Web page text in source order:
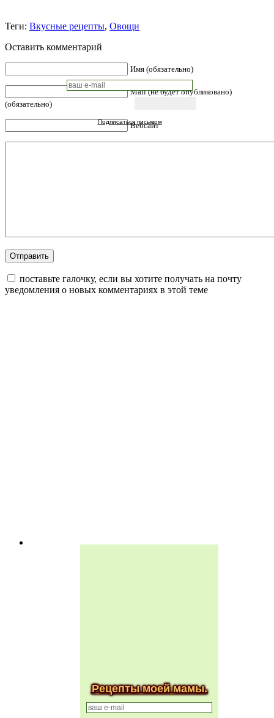
Подписаться письмом
Теги: Вкусные рецепты, Овощи
Оставить комментарий
Имя (обязательно)
Mail (не будет опубликовано)
(обязательно)
Вебсайт
поставьте галочку, если вы хотите получать на почту
уведомления о новых комментариях в этой теме
Рецепты моей мамы.